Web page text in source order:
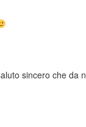
sincero che da